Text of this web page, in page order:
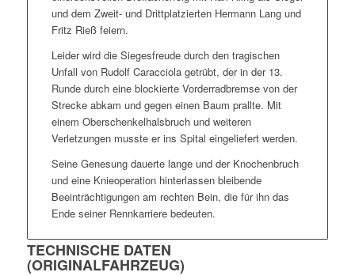
und dem Zweit- und Drittplatzierten Hermann Lang und
Fritz Rieß feiern.
Leider wird die Siegesfreude durch den tragischen
Unfall von Rudolf Caracciola getrübt, der in der 13.
Runde durch eine blockierte Vorderradbremse von der
Strecke abkam und gegen einen Baum prallte. Mit
einem Oberschenkelhalsbruch und weiteren
Verletzungen musste er ins Spital eingeliefert werden.
Seine Genesung dauerte lange und der Knochenbruch
und eine Knieoperation hinterlassen bleibende
Beeinträchtigungen am rechten Bein, die für ihn das
Ende seiner Rennkarriere bedeuten.
TECHNISCHE DATEN
(ORIGINALFAHRZEUG)